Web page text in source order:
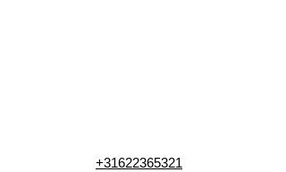
+31622365321